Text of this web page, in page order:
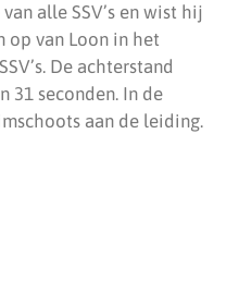
alle SSV’s en wist hij
op van Loon in het
De achterstand
31 seconden. In de
aan de leiding.